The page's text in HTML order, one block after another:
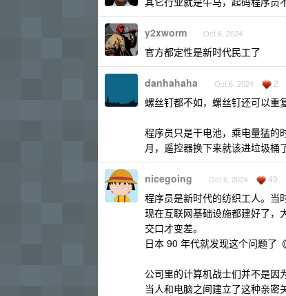
y2xworm Oct 6, 2024
官方都定性是新时代民工了
danhahaha Oct 6, 2024 2
螺丝钉都不如，螺丝钉还可以重
程序员只是干电池，乘电量猛的
月，遥控器换下来就该进垃圾桶
nicegoing Oct 6, 2024 49
程序员是新时代的纺织工人。当
现在互联网基础设施都建好了，
交口才变差。
日本 90 年代就发现这个问题了
公司里的计算机战士们并不是因
当人和电脑之间建立了这种亲密